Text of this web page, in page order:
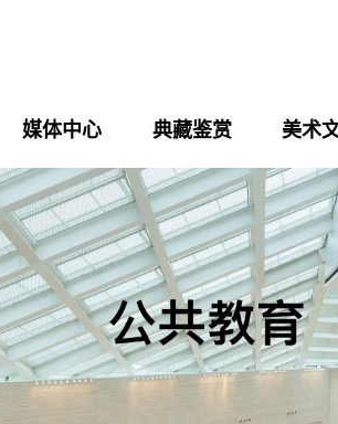
媒体中心 典藏鉴赏 美术